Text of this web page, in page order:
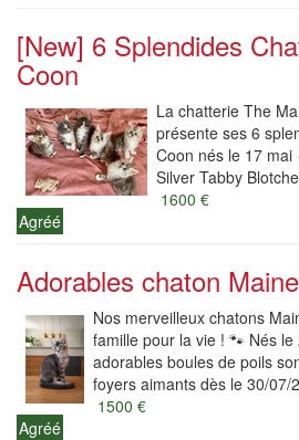
[New] 6 Splendides
Coon
La chatterie The
présente ses 6
Coon nés le 17 mai
Silver Tabby
1600 €
Agréé
Adorables chaton
Nos merveilleux chatons
famille pour la vie ! 🐾 Nés
adorables boules de poils
foyers aimants dès le 30/07/
1500 €
Agréé